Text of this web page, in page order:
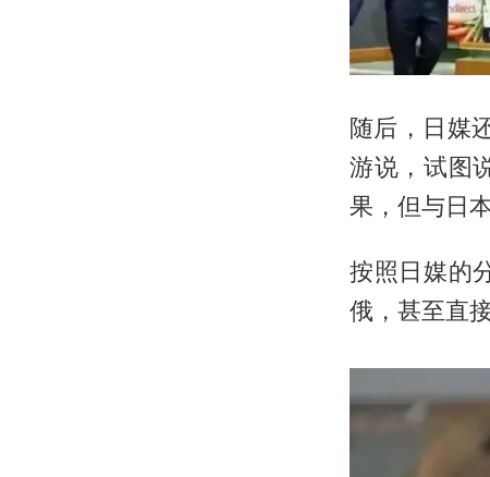
随后，日媒
游说，试图
果，但与日
按照日媒的
俄，甚至直